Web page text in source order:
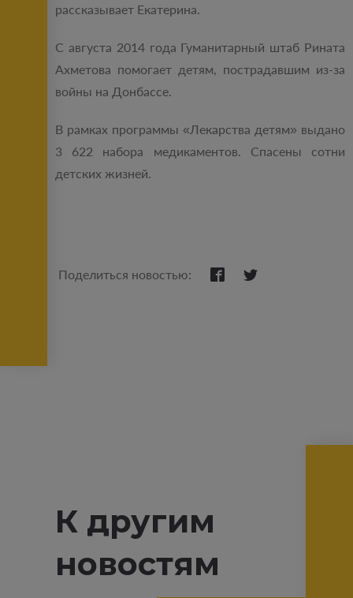
рассказывает Екатерина.
С августа 2014 года Гуманитарный штаб Рината
Ахметова помогает детям, пострадавшим из-за
войны на Донбассе.
В рамках программы «Лекарства детям» выдано
3 622 набора медикаментов. Спасены сотни
детских жизней.
Поделиться новостью:
К другим
новостям